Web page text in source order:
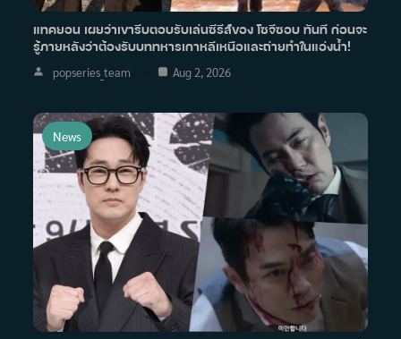
แทคยอน เผยว่าเขารีบตอบรับเล่นซีรีส์ของ โซจีซอบ ทันที ก่อนจะ
รู้ภายหลังว่าต้องรับบททหารเกาหลีเหนือและถ่ายทำในแอ่งน้ำ!
popseries_team Aug 2, 2026
News